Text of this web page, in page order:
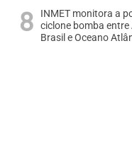
INMET monitora a
ciclone bomba entre
Brasil e Oceano